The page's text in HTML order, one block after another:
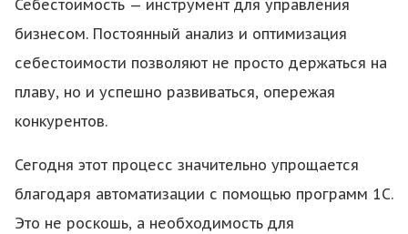
Себестоимость — инструмент для управления
бизнесом. Постоянный анализ и оптимизация
себестоимости позволяют не просто держаться на
плаву, но и успешно развиваться, опережая
конкурентов.
Сегодня этот процесс значительно упрощается
благодаря автоматизации с помощью программ 1С.
Это не роскошь, а необходимость для